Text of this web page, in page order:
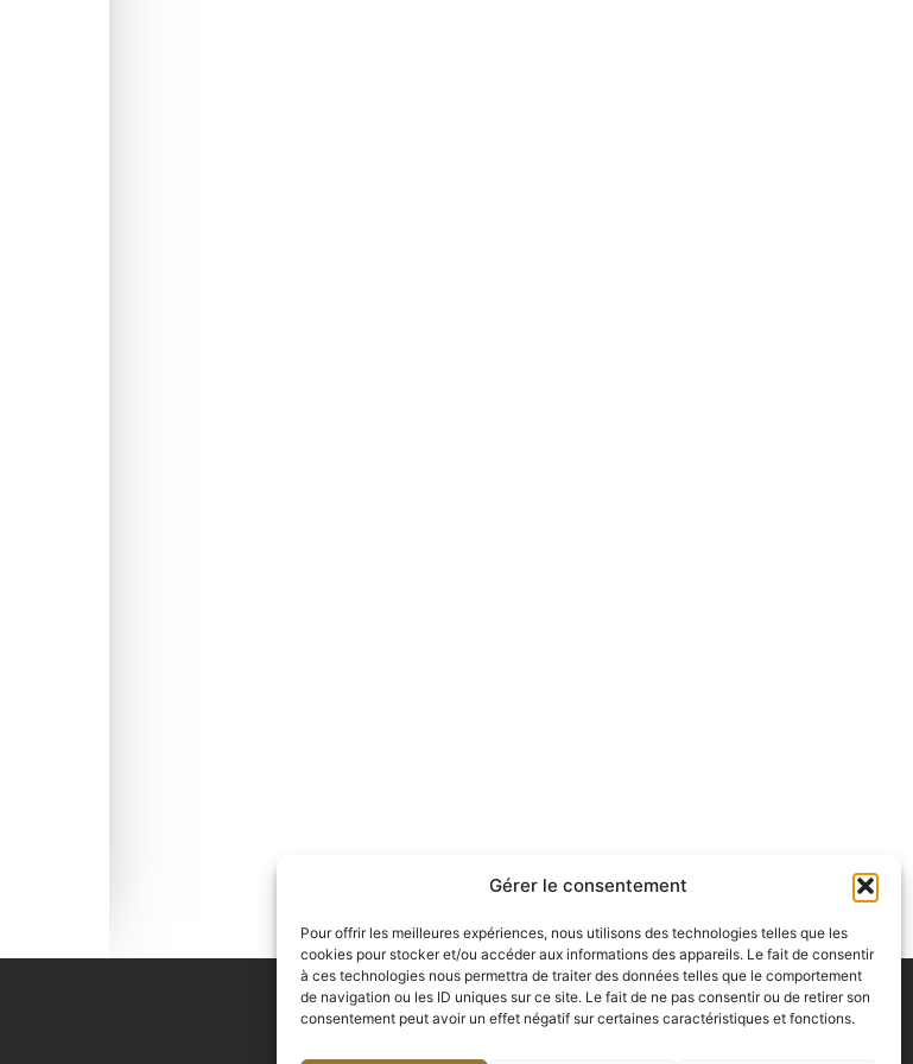
Gérer le consentement
Pour offrir les meilleures expériences, nous utilisons des technologies telles que les
cookies pour stocker et/ou accéder aux informations des appareils. Le fait de consentir
à ces technologies nous permettra de traiter des données telles que le comportement
de navigation ou les ID uniques sur ce site. Le fait de ne pas consentir ou de retirer son
consentement peut avoir un effet négatif sur certaines caractéristiques et fonctions.